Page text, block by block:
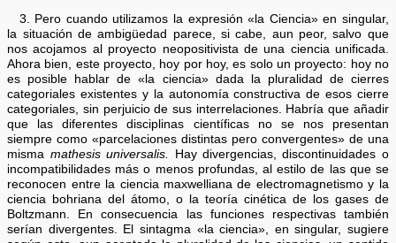
3. Pero cuando utilizamos la expresión «la Ciencia» en singular,
la situación de ambigüedad parece, si cabe, aun peor, salvo que
nos acojamos al proyecto neopositivista de una ciencia unificada.
Ahora bien, este proyecto, hoy por hoy, es solo un proyecto: hoy no
es posible hablar de «la ciencia» dada la pluralidad de cierres
categoriales existentes y la autonomía constructiva de esos cierre
categoriales, sin perjuicio de sus interrelaciones. Habría que añadir
que las diferentes disciplinas científicas no se nos presentan
siempre como «parcelaciones distintas pero convergentes» de una
misma mathesis universalis.
Hay divergencias, discontinuidades o
incompatibilidades más o menos profundas, al estilo de las que se
reconocen entre la ciencia maxwelliana de electromagnetismo y la
ciencia bohriana del átomo, o la teoría cinética de los gases de
Boltzmann. En consecuencia las funciones respectivas también
serían divergentes. El sintagma «la ciencia», en singular, sugiere